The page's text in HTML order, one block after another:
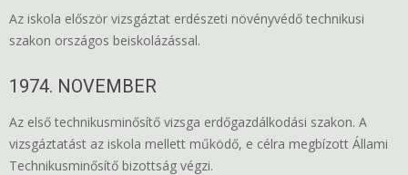
Az iskola először vizsgáztat erdészeti növényvédő technikusi
szakon országos beiskolázással.
1974. NOVEMBER
Az első technikusminősítő vizsga erdőgazdálkodási szakon. A
vizsgáztatást az iskola mellett működő, e célra megbízott Állami
Technikusminősítő bizottság végzi.